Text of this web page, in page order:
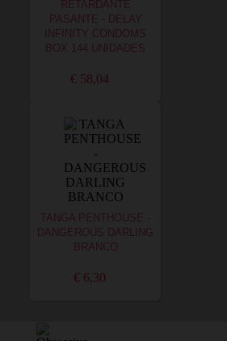
RETARDANTE
PASANTE - DELAY
INFINITY CONDOMS
BOX 144 UNIDADES
€ 58,04
TANGA PENTHOUSE -
DANGEROUS DARLING
BRANCO
€ 6,30